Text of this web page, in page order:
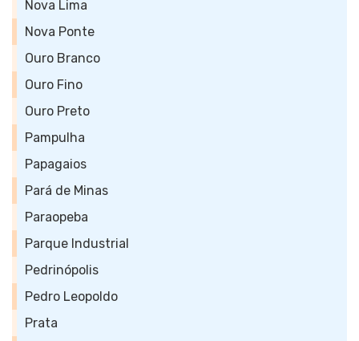
Nova Lima
Nova Ponte
Ouro Branco
Ouro Fino
Ouro Preto
Pampulha
Papagaios
Pará de Minas
Paraopeba
Parque Industrial
Pedrinópolis
Pedro Leopoldo
Prata